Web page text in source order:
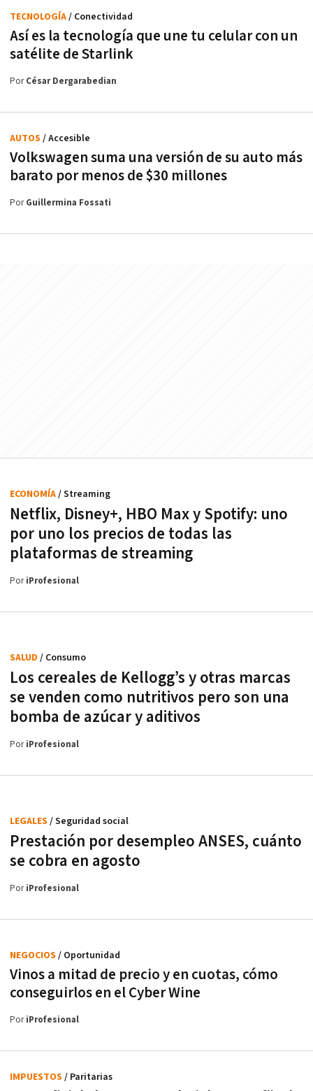
Así es la tecnología que une tu celular con un
satélite de Starlink
TECNOLOGÍA/ Conectividad
PorCésar Dergarabedian
Volkswagen suma una versión de su auto más
barato por menos de $30 millones
AUTOS / Accesible
PorGuillermina Fossati
Netflix, Disney+, HBO Max y Spotify: uno
por uno los precios de todas las
plataformas de streaming
ECONOMÍA/ Streaming
PoriProfesional
Los cereales de Kellogg’s y otras marcas
se venden como nutritivos pero son una
bomba de azúcar y aditivos
SALUD / Consumo
PoriProfesional
Prestación por desempleo ANSES, cuánto
se cobra en agosto
LEGALES / Seguridad social
PoriProfesional
Vinos a mitad de precio y en cuotas, cómo
conseguirlos en el Cyber Wine
NEGOCIOS / Oportunidad
PoriProfesional
IMPUESTOS / Paritarias